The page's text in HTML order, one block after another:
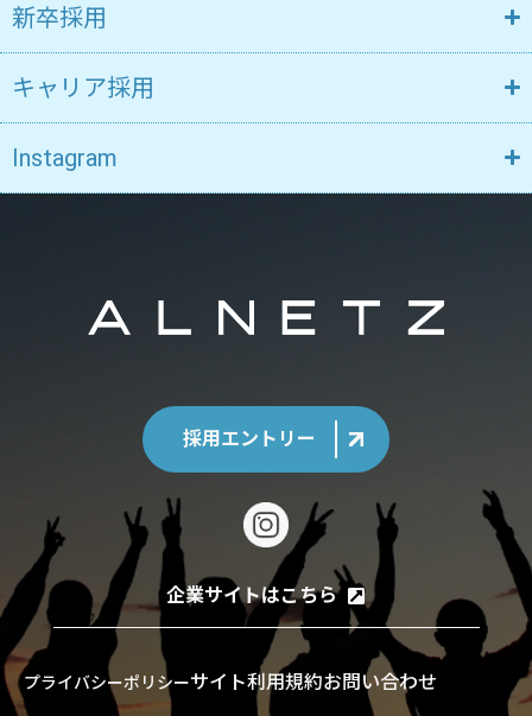
新卒採用
キャリア採用
Instagram
採用エントリー
企業サイトはこちら
プライバシーポリシーサイト利用規約お問い合わせ